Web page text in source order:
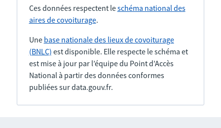
Ces données respectent leschéma national des
aires de covoiturage.
Une base nationale des lieux de covoiturage
(BNLC) est disponible. Elle respecte le schéma et
est mise à jour par l’équipe du Point d’Accès
National à partir des données conformes
publiées sur data.gouv.fr.